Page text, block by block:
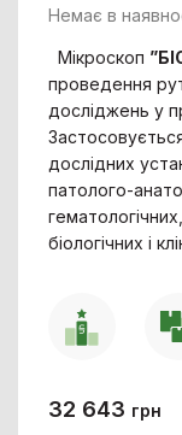
Немає в
Мікроскоп ”
проведення
досліджень у
дослідних
патолого-
біологічних і
32 643 грн